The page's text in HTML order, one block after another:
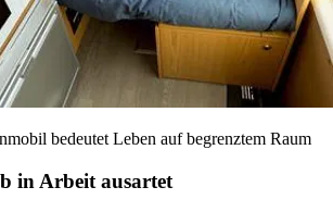
bedeutet Leben auf begrenztem Raum
in Arbeit ausartet